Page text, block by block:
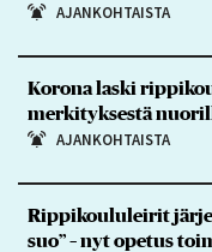
AJANKOHTAISTA
Korona laski
merkityksestä
AJANKOHTAISTA
Rippikoululeirit
suo” – nyt opetus